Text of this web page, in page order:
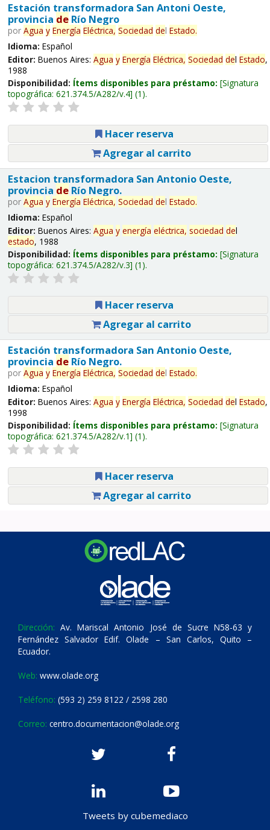
Estación transformadora San Antoni Oeste,
provincia deRío Negro
por Agua y Energía Eléctrica, Sociedad del Estado.
Idioma: Español
Editor: Buenos Aires: Agua y Energía Eléctrica, Sociedad del Estado,
1988
Disponibilidad: Ítems disponibles para préstamo: Signatura
topográfica: 621.374.5/A282/v.4 (1).
Hacer reserva
Agregar al carrito
Estacion transformadora San Antonio Oeste,
provincia deRío Negro.
por Agua y Energía Eléctrica, Sociedad del Estado.
Idioma: Español
Editor: Buenos Aires: Agua y energía eléctrica, sociedad del
estado, 1988
Disponibilidad: Ítems disponibles para préstamo: Signatura
topográfica: 621.374.5/A282/v.3 (1).
Hacer reserva
Agregar al carrito
Estación transformadora San Antonio Oeste,
provincia deRío Negro.
por Agua y Energía Eléctrica, Sociedad del Estado.
Idioma: Español
Editor: Buenos Aires: Agua y Energía Eléctrica, Sociedad del Estado,
1998
Disponibilidad: Ítems disponibles para préstamo: Signatura
topográfica: 621.374.5/A282/v.1 (1).
Hacer reserva
Agregar al carrito
Dirección: Av. Mariscal Antonio José de Sucre N58-63 y
Fernández Salvador Edif. Olade – San Carlos, Quito –
Ecuador.
Web: www.olade.org
Teléfono: (593 2) 259 8122 / 2598 280
Correo: centro.documentacion@olade.org
Tweets by cubemediaco